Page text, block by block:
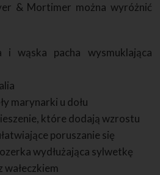
& Mortimer można wyróżnić
i wąska pacha wysmuklająca
marynarki u dołu
które dodają wzrostu
poruszanie się
wydłużająca sylwetkę